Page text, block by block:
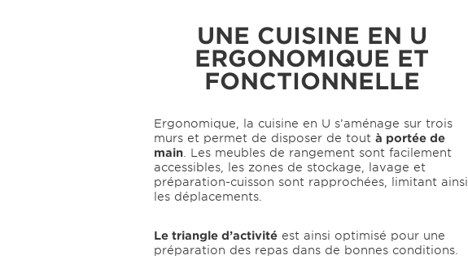
UNE CUISINE EN U
ERGONOMIQUE ET
FONCTIONNELLE
Ergonomique, la cuisine en U s’aménage sur trois
murs et permet de disposer de tout à portée de
main . Les meubles de rangement sont facilement
accessibles, les zones de stockage, lavage et
préparation-cuisson sont rapprochées, limitant ainsi
les déplacements.
Le triangle d’activité est ainsi optimisé pour une
préparation des repas dans de bonnes conditions.